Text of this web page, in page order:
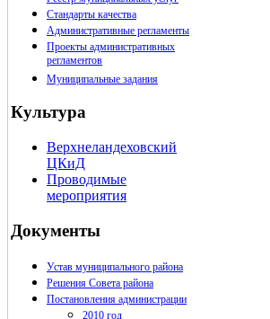
Стандарты качества
Административные регламенты
Проекты административных
регламентов
Муниципальные задания
Культура
Верхнеландеховский
ЦКиД
Проводимые
мероприятия
Документы
Устав муниципального района
Решения Совета района
Постановления администрации
2010 год